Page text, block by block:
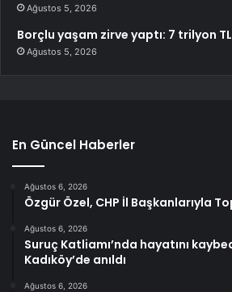
Ağustos 5, 2026
Borçlu yaşam zirve yaptı: 7 trilyon
Ağustos 5, 2026
En Güncel Haberler
Ağustos 6, 2026
Özgür Özel, CHP İl Başkanlarıyla
Ağustos 6, 2026
Suruç Katliamı’nda hayatını
Kadıköy’de anıldı
Ağustos 6, 2026